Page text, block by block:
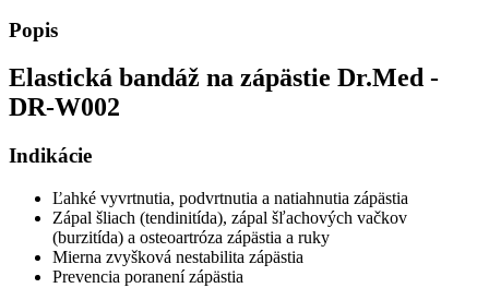
Popis
Elastická bandáž na zápästie Dr.Med -
DR-W002
Indikácie
Ľahké vyvrtnutia, podvrtnutia a natiahnutia zápästia
Zápal šliach (tendinitída), zápal šľachových vačkov
(burzitída) a osteoartróza zápästia a ruky
Mierna zvyšková nestabilita zápästia
Prevencia poranení zápästia